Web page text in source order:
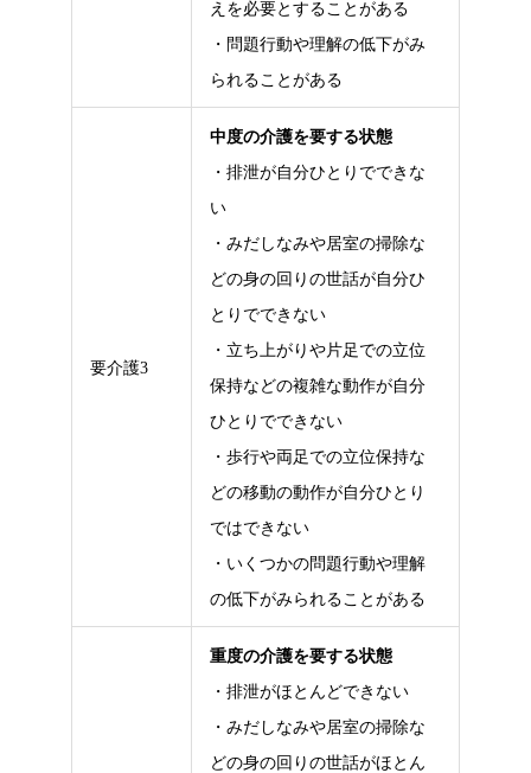
えを必要とすることがある
・問題行動や理解の低下がみ
られることがある
要介護3
中度の介護を要する状態
・排泄が自分ひとりでできな
い
・みだしなみや居室の掃除な
どの身の回りの世話が自分ひ
とりでできない
・立ち上がりや片足での立位
保持などの複雑な動作が自分
ひとりでできない
・歩行や両足での立位保持な
どの移動の動作が自分ひとり
ではできない
・いくつかの問題行動や理解
の低下がみられることがある
重度の介護を要する状態
・排泄がほとんどできない
・みだしなみや居室の掃除な
どの身の回りの世話がほとん